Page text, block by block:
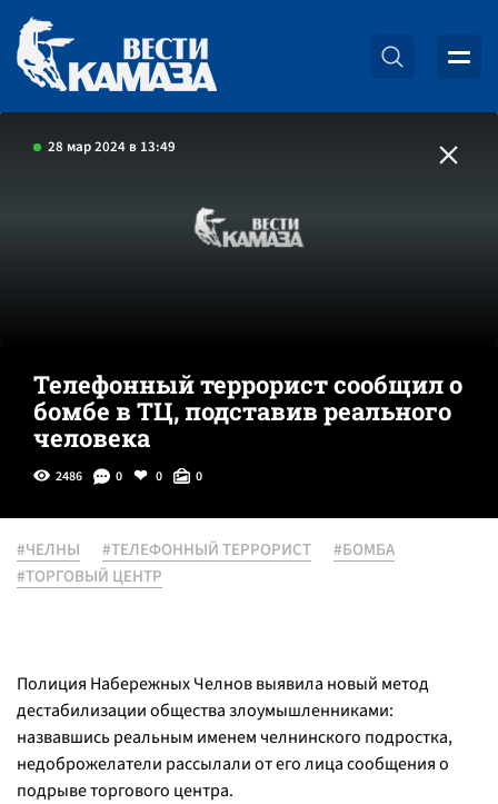
28 мар 2024 в 13:49
Телефонный террорист сообщил о
бомбе в ТЦ, подставив реального
человека
2486 0 0 0
#ЧЕЛНЫ #ТЕЛЕФОННЫЙ ТЕРРОРИСТ
#БОМБА
#ТОРГОВЫЙ ЦЕНТР
Полиция Набережных Челнов выявила новый метод
дестабилизации общества злоумышленниками:
назвавшись реальным именем челнинского подростка,
недоброжелатели рассылали от его лица сообщения о
подрыве торгового центра.